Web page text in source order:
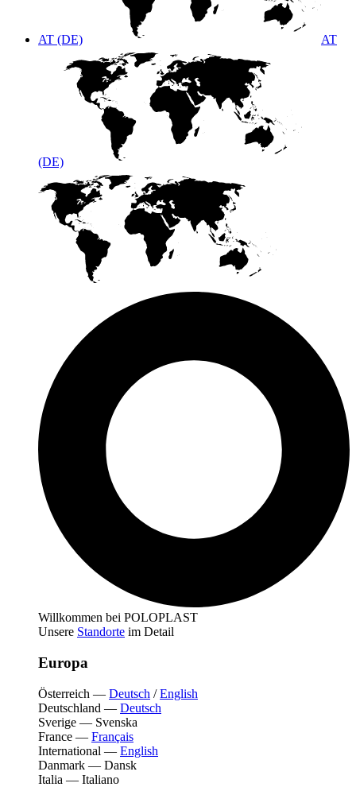
AT (DE) AT
(DE)
Willkommen bei POLOPLAST
Unsere Standorte im Detail
Europa
Österreich — Deutsch /English
Deutschland — Deutsch
Sverige — Svenska
France — Français
International — English
Danmark — Dansk
Italia — Italiano